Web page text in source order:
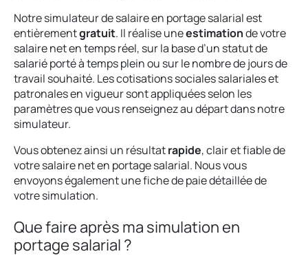
Notre simulateur de salaire en portage salarial est
entièrementgratuit. Il réalise uneestimationde votre
salaire net en temps réel, sur la base d’un statut de
salarié porté à temps plein ou sur le nombre de jours de
travail souhaité. Les cotisations sociales salariales et
patronales en vigueur sont appliquées selon les
paramètres que vous renseignez au départ dans notre
simulateur.
Vous obtenez ainsi un résultatrapide, clair et fiable de
votre salaire net en portage salarial. Nous vous
envoyons également une fiche de paie détaillée de
votre simulation.
Que faire après ma simulation en
portage salarial ?